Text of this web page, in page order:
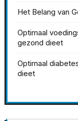
Het Belang van
Optimaal
gezond dieet
Optimaal
dieet